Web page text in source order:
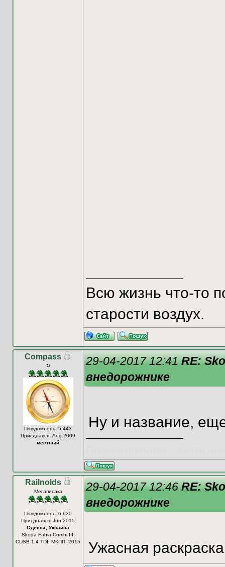
Всю жизнь что-то
старости воздух.
Compass
↻
Повідомлень: 5 443
Приєднався: Aug 2009
местный
29-04-2017 12:41RE:
внедорожнике
Ну и название,
Railnolds
Мегаписака
Повідомлень: 6 620
Приєднався: Jun 2015
Одесса, Украина
Skoda Fabia Combi III,
CUSB 1.4 TDI, МКПП, 2015
29-04-2017 12:46RE:
внедорожнике
Ужасная